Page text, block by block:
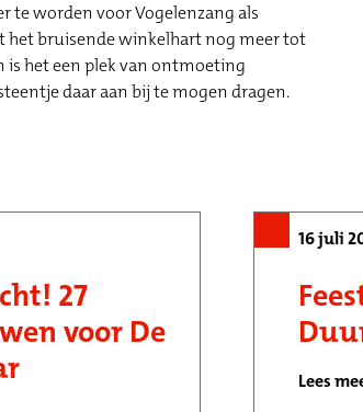
te worden voor Vogelenzang als
het bruisende winkelhart nog meer tot
is het een plek van ontmoeting
daar aan bij te mogen dragen.
27
voor De
16 juli
Lees